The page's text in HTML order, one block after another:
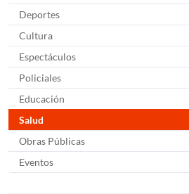
Deportes
Cultura
Espectáculos
Policiales
Educación
Salud
Obras Públicas
Eventos